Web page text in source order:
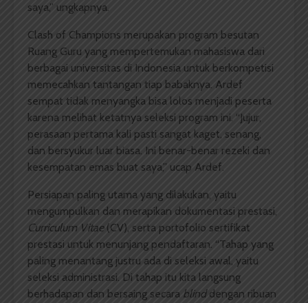
saya,” ungkapnya.
Clash of Champions merupakan program besutan
Ruang Guru yang mempertemukan mahasiswa dari
berbagai universitas di Indonesia untuk berkompetisi
memecahkan tantangan tiap babaknya. Ardef
sempat tidak menyangka bisa lolos menjadi peserta
karena melihat ketatnya seleksi program ini. “Jujur,
perasaan pertama kali pasti sangat kaget, senang,
dan bersyukur luar biasa. Ini benar-benar rezeki dan
kesempatan emas buat saya,” ucap Ardef.
Persiapan paling utama yang dilakukan, yaitu
mengumpulkan dan merapikan dokumentasi prestasi,
Curriculum Vitae(CV), serta portofolio sertifikat
prestasi untuk menunjang pendaftaran. “Tahap yang
paling menantang justru ada di seleksi awal, yaitu
seleksi administrasi. Di tahap itu kita langsung
berhadapan dan bersaing secara blinddengan ribuan